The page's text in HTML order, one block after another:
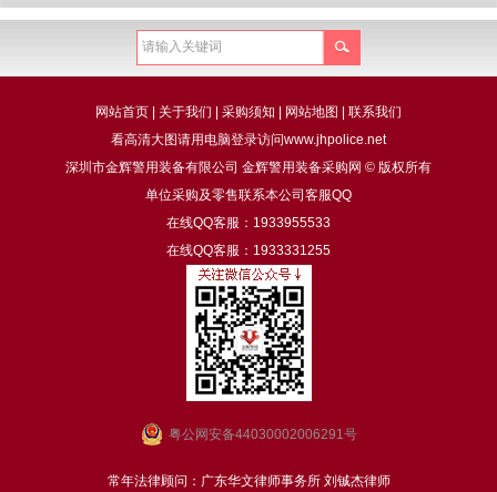
网站首页 | 关于我们 | 采购须知 | 网站地图 | 联系我们
看高清大图请用电脑登录访问www.jhpolice.net
深圳市金辉警用装备有限公司 金辉警用装备采购网 © 版权所有
单位采购及零售联系本公司客服QQ
在线QQ客服：1933955533
在线QQ客服：1933331255
粤公网安备44030002006291号
常年法律顾问：广东华文律师事务所 刘铖杰律师